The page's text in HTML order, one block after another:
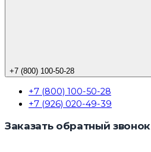
+7 (800) 100-50-28
+7 (800) 100-50-28
+7 (926) 020-49-39
Заказать обратный звонок